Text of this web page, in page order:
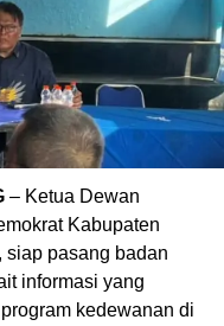
– Ketua Dewan
Kabupaten
siap pasang badan
informasi yang
kedewanan di